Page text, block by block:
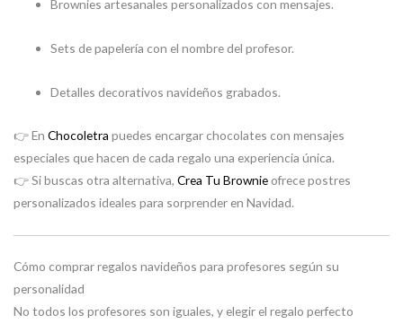
Brownies artesanales personalizados con mensajes.
Sets de papelería con el nombre del profesor.
Detalles decorativos navideños grabados.
👉 En Chocoletra puedes encargar chocolates con mensajes
especiales que hacen de cada regalo una experiencia única.
👉 Si buscas otra alternativa, Crea Tu Brownie ofrece postres
personalizados ideales para sorprender en Navidad.
Cómo comprar regalos navideños para profesores según su
personalidad
No todos los profesores son iguales, y elegir el regalo perfecto